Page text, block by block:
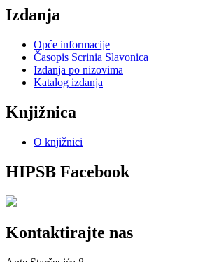
Izdanja
Opće informacije
Časopis Scrinia Slavonica
Izdanja po nizovima
Katalog izdanja
Knjižnica
O knjižnici
HIPSB Facebook
Kontaktirajte nas